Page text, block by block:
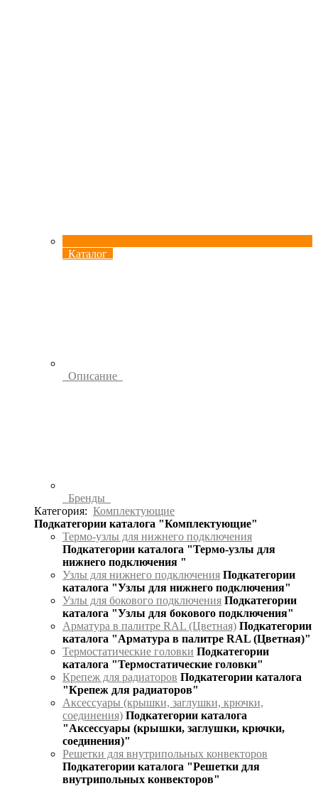
Каталог
Описание
Бренды
Категория: Комплектующие
Подкатегории каталога "Комплектующие"
Термо-узлы для нижнего подключения
Подкатегории каталога "Термо-узлы для
нижнего подключения "
Узлы для нижнего подключения Подкатегории
каталога "Узлы для нижнего подключения"
Узлы для бокового подключения Подкатегории
каталога "Узлы для бокового подключения"
Арматура в палитре RAL (Цветная) Подкатегории
каталога "Арматура в палитре RAL (Цветная)"
Термостатические головки Подкатегории
каталога "Термостатические головки"
Крепеж для радиаторов Подкатегории каталога
"Крепеж для радиаторов"
Аксессуары (крышки, заглушки, крючки,
соединения) Подкатегории каталога
"Аксессуары (крышки, заглушки, крючки,
соединения)"
Решетки для внутрипольных конвекторов
Подкатегории каталога "Решетки для
внутрипольных конвекторов"